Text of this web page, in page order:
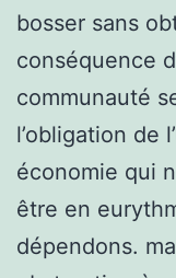
bosser sans
conséquence
communauté
l’obligation de
économie qui
être en
dépendons.